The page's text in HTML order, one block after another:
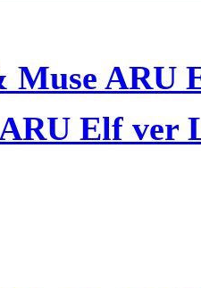
Muse ARU
Elf ver